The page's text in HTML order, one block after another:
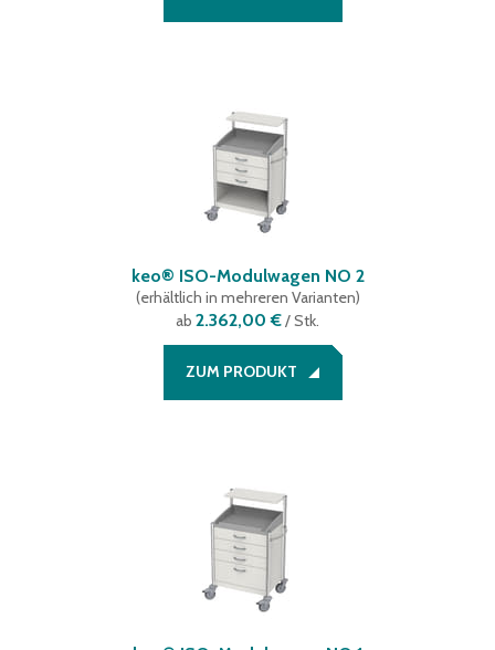
keo® ISO-Modulwagen NO 2
(erhältlich in mehreren Varianten)
ab 2.362,00 €/ Stk.
ZUM PRODUKT